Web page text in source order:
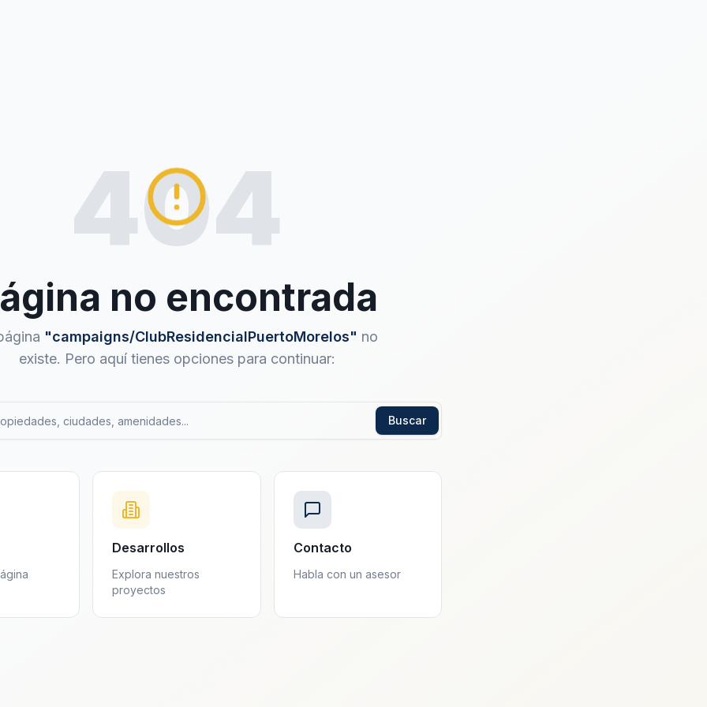
404
no encontrada
"campaigns/ClubResidencialPuertoMorelos" no
existe. Pero aquí tienes opciones para continuar:
Buscar
Desarrollos
Explora nuestros
proyectos
Contacto
Habla con un asesor